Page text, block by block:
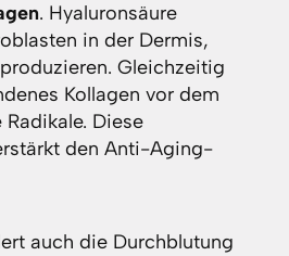
. Hyaluronsäure
in der Dermis,
Gleichzeitig
Kollagen vor dem
Diese
den Anti-Aging-
auch die Durchblutung